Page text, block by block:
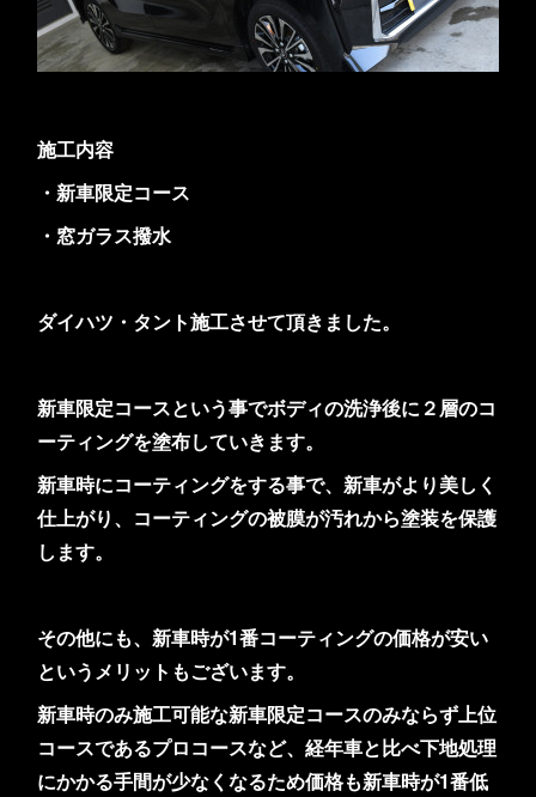
施工内容
・新車限定コース
・窓ガラス撥水
ダイハツ・タント施工させて頂きました。
新車限定コースという事でボディの洗浄後に２層のコ
ーティングを塗布していきます。
新車時にコーティングをする事で、新車がより美しく
仕上がり、コーティングの被膜が汚れから塗装を保護
します。
その他にも、新車時が1番コーティングの価格が安い
というメリットもございます。
新車時のみ施工可能な新車限定コースのみならず上位
コースであるプロコースなど、経年車と比べ下地処理
にかかる手間が少なくなるため価格も新車時が1番低